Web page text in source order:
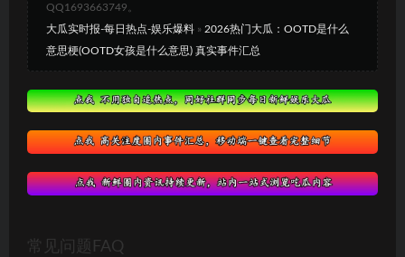
QQ1693663749。
大瓜实时报-每日热点-娱乐爆料 » 2026热门大瓜：OOTD是什么
意思梗(OOTD女孩是什么意思) 真实事件汇总
常见问题FAQ